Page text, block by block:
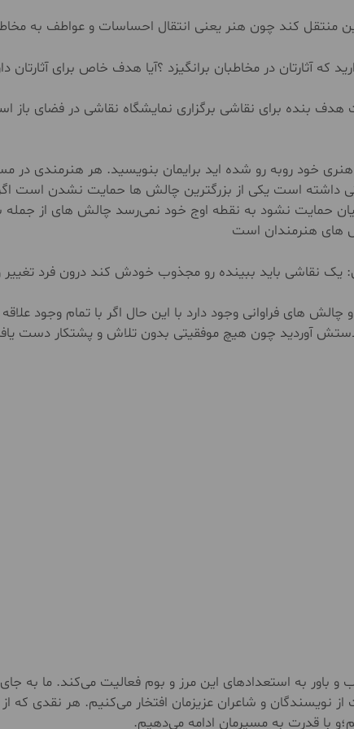
منتقل کند چون هنر یعنی انتقال احساسات و عواطف به
که آثارتان در مخاطبان برانگیزد ؟آیا هدف خاص برای آثارتان
بنده برای نقاشی برگزاری نمایشگاه نقاشی در فضای باز
خود روبه رو شده اید برایمان بنویسید. هر هنرمندی در
داشته است یکی از بزرگترین چالش ها حمایت نشدن است
حمایت نشود به نقطه اوج خود نمی‌رسد چالش های از
های هنرمندان است
یک نقاشی باید ببینده رو مجذوب خودش کند درون فرد تغییر
های فراوانی وجود دارد با این حال اگر با تمام وجود
آوردید چون هیچ موفقیتی بدون تلاش و پشتکار دست
و باور به استعدادهای این مرز و بوم فعالیت می‌کند. ما به
نویسندگان و شاعران عزیزمان افتخار می‌کنیم. هر نقدی که
با قدرت به مسیرمان ادامه می‌دهیم.